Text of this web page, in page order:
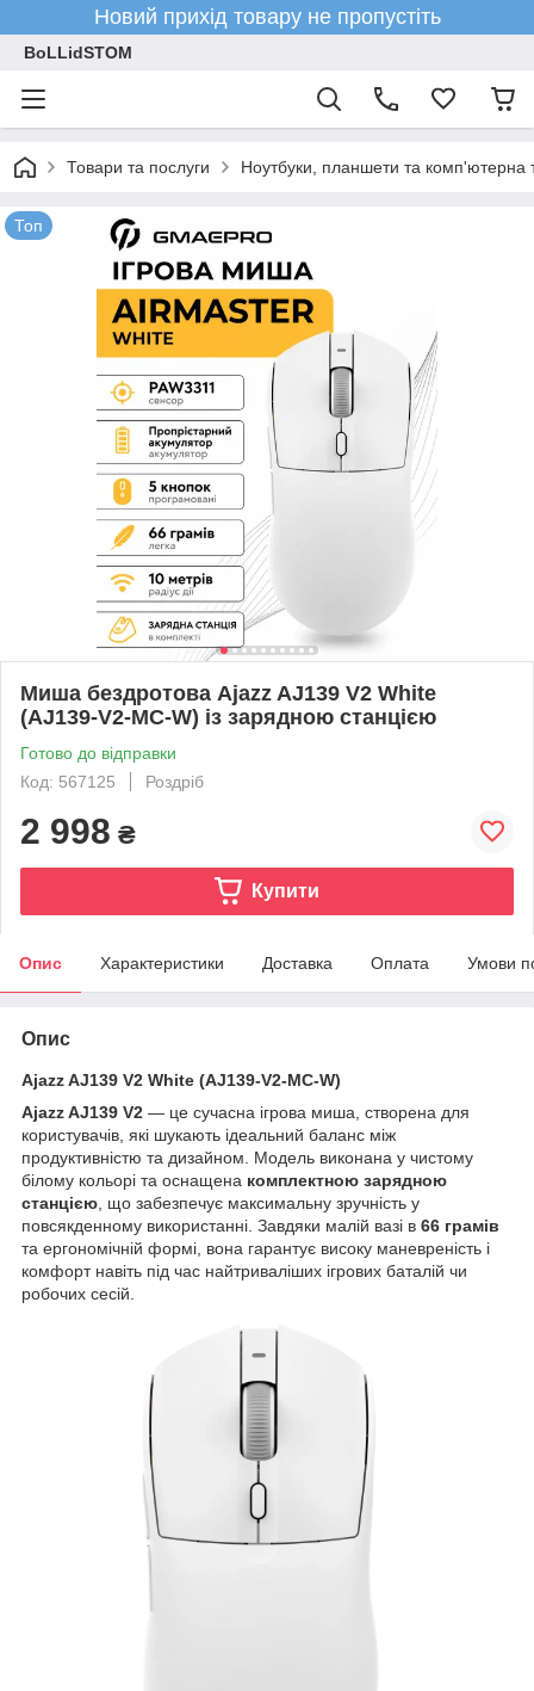
Новий прихід товару не пропустіть
BoLLidSTOM
Товари та послуги Ноутбуки, планшети та комп'ютерна
Топ
Миша бездротова Ajazz AJ139 V2 White
(AJ139-V2-MC-W) із зарядною станцією
Готово до відправки
Код: 567125
Роздріб
2 998 ₴
Купити
Опис Характеристики Доставка Оплата Умови
Опис
Ajazz AJ139 V2 White (AJ139-V2-MC-W)
Ajazz AJ139 V2 — це сучасна ігрова миша, створена для
користувачів, які шукають ідеальний баланс між
продуктивністю та дизайном. Модель виконана у чистому
білому кольорі та оснащена комплектною зарядною
станцією , що забезпечує максимальну зручність у
повсякденному використанні. Завдяки малій вазі в 66 грамів
та ергономічній формі, вона гарантує високу маневреність і
комфорт навіть під час найтриваліших ігрових баталій чи
робочих сесій.